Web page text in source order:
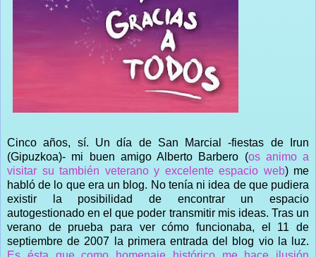
Cinco años, sí. Un día de San Marcial -fiestas de Irun
(Gipuzkoa)- mi buen amigo Alberto Barbero (os animo a
visitar su también veterano y excelente espacio web) me
habló de lo que era un blog. No tenía ni idea de que pudiera
existir la posibilidad de encontrar un espacio
autogestionado en el que poder transmitir mis ideas. Tras un
verano de prueba para ver cómo funcionaba, el 11 de
septiembre de 2007 la primera entrada del blog vio la luz.